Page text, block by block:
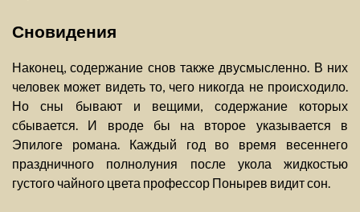
Сновидения
Наконец, содержание снов также двусмысленно. В них
человек может видеть то, чего никогда не происходило.
Но сны бывают и вещими, содержание которых
сбывается. И вроде бы на второе указывается в
Эпилоге романа. Каждый год во время весеннего
праздничного полнолуния после укола жидкостью
густого чайного цвета профессор Понырев видит сон.